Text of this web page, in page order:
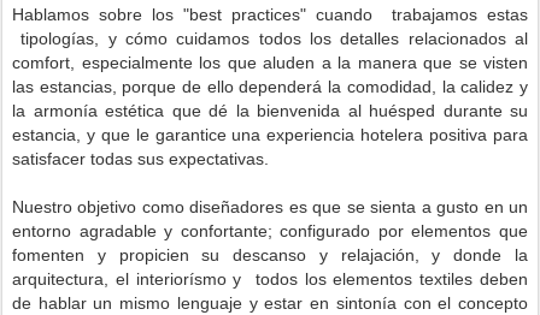
Hablamos sobre los "best practices" cuando trabajamos estas
tipologías, y cómo cuidamos todos los detalles relacionados al
comfort, especialmente los que aluden a la manera que se visten
las estancias, porque de ello dependerá la comodidad, la calidez y
la armonía estética que dé la bienvenida al huésped durante su
estancia, y que le garantice una experiencia hotelera positiva para
satisfacer todas sus expectativas.
Nuestro objetivo como diseñadores es que se sienta a gusto en un
entorno agradable y confortante; configurado por elementos que
fomenten y propicien su descanso y relajación, y donde la
arquitectura, el interiorísmo y todos los elementos textiles deben
de hablar un mismo lenguaje y estar en sintonía con el concepto